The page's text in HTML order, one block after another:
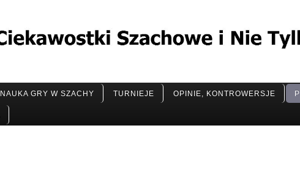
NAUKA GRY W SZACHY TURNIEJE OPINIE, KONTROWERSJE